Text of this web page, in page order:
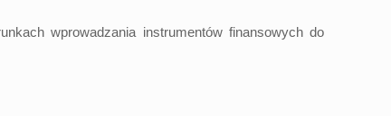
wprowadzania instrumentów finansowych do